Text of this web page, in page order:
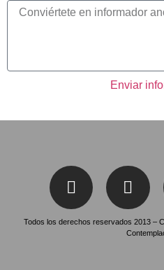
Enviar
Todos los derechos reservados 2013 –